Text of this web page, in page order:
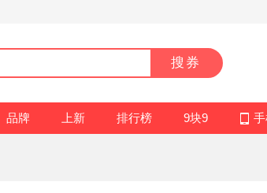
搜券
品牌 上新 排行榜 9块9